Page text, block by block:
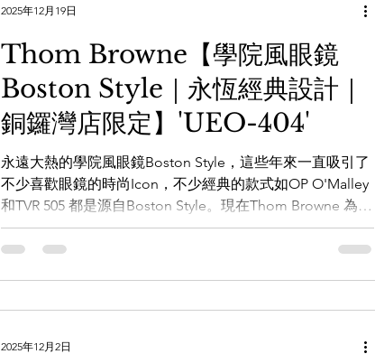
手造眼鏡專門店】
www.facebook.com/theWAREHOUSEoptic
www.instagram.com/the_WAREHOUSE_optic
www.thewarehouse.com.hk 銅鑼灣店： 銅鑼灣白沙道18號
一樓 電話：2882 5488 尖沙咀店： 九龍尖沙咀河內道18號
K11商場G14號鋪 電話：3575 9557 旺角店： 旺角登打士街
仁
Thom Browne【學院風眼鏡
Boston Style｜永恆經典設計｜
銅鑼灣店限定】'UEO-404'
永遠大熱的學院風眼鏡Boston Style，這些年來一直吸引了
不少喜歡眼鏡的時尚Icon，不少經典的款式如OP O'Malley
和TVR 505 都是源自Boston Style。現在Thom Browne 為這
個經典的設計加上獨創的風格，勢必令Boston Style 眼鏡，
再次火熱起來。 Whatsapp頻道：
https://wa.me/85256206685 【the WAREHOUSE optic 日本
2025年12月19日
2025年12月2日